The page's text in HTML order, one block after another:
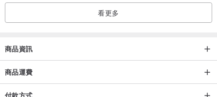
看更多
商品資訊
商品運費